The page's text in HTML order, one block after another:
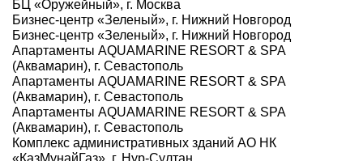
БЦ «Оружейный», г. Москва
Бизнес-центр «Зеленый», г. Нижний Новгород
Бизнес-центр «Зеленый», г. Нижний Новгород
Апартаменты AQUAMARINE RESORT & SPA
(Аквамарин), г. Севастополь
Апартаменты AQUAMARINE RESORT & SPA
(Аквамарин), г. Севастополь
Апартаменты AQUAMARINE RESORT & SPA
(Аквамарин), г. Севастополь
Комплекс административных зданий АО НК